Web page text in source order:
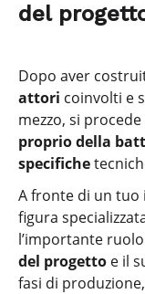
del
Dopo aver
attori coinvolti e
mezzo, si procede
proprio della
specifiche
A fronte di un tuo
figura
l’importante
del progetto e il
fasi di